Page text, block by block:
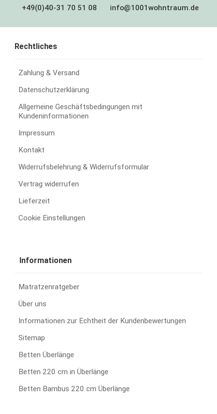
+49(0)40-31 70 51 08 info@1001wohntraum.de
Rechtliches
Zahlung & Versand
Datenschutzerklärung
Allgemeine Geschäftsbedingungen mit
Kundeninformationen
Impressum
Kontakt
Widerrufsbelehrung & Widerrufsformular
Vertrag widerrufen
Lieferzeit
Cookie Einstellungen
Informationen
Matratzenratgeber
Über uns
Informationen zur Echtheit der Kundenbewertungen
Sitemap
Betten Überlänge
Betten 220 cm in Überlänge
Betten Bambus 220 cm Überlänge